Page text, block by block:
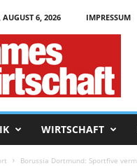
6, 2026 IMPRESSUM
WIRTSCHAFT
Borussia Dortmund: Sportfive